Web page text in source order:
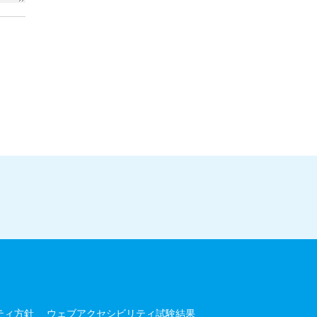
ィ方針 ウェブアクセシビリティ試験結果